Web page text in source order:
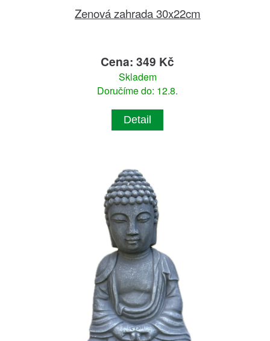
Zenová zahrada 30x22cm
Cena: 349 Kč
Skladem
Doručíme do: 12.8.
Detail